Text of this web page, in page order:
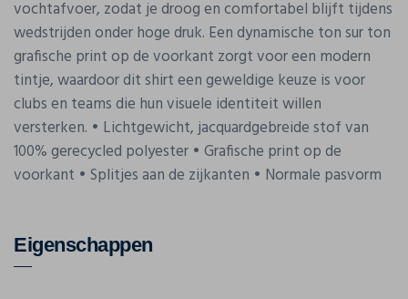
vochtafvoer, zodat je droog en comfortabel blijft tijdens
wedstrijden onder hoge druk. Een dynamische ton sur ton
grafische print op de voorkant zorgt voor een modern
tintje, waardoor dit shirt een geweldige keuze is voor
clubs en teams die hun visuele identiteit willen
versterken. • Lichtgewicht, jacquardgebreide stof van
100% gerecycled polyester • Grafische print op de
voorkant • Splitjes aan de zijkanten • Normale pasvorm
Eigenschappen